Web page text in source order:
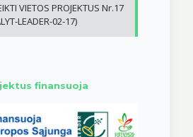
VIETOS PROJEKTUS Nr.17
LEADER-02-17)
finansuoja